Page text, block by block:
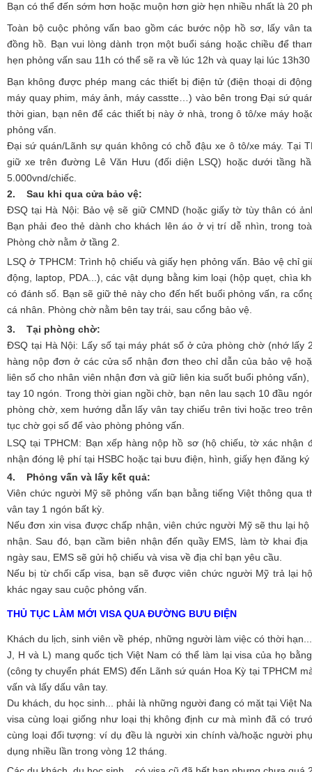
Bạn có thể đến sớm hơn hoặc muộn hơn giờ hẹn nhiều nhất là 20
Toàn bộ cuộc phỏng vấn bao gồm các bước nộp hồ sơ, lấy vân
đồng hồ. Bạn vui lòng dành trọn một buổi sáng hoặc chiều để
hẹn phỏng vấn sau 11h có thể sẽ ra về lúc 12h và quay lại lúc
Bạn không được phép mang các thiết bị điện tử (điện thoại di
máy quay phim, máy ảnh, máy casstte…) vào bên trong Đại sứ
thời gian, bạn nên để các thiết bị này ở nhà, trong ô tô/xe máy
phỏng vấn.
Đại sứ quán/Lãnh sự quán không có chỗ đậu xe ô tô/xe máy. Tại
giữ xe trên đường Lê Văn Hưu (đối diện LSQ) hoặc dưới tầng
5.000vnd/chiếc.
2. Sau khi qua cửa bảo vệ:
ĐSQ tại Hà Nội: Bảo vệ sẽ giữ CMND (hoặc giấy tờ tùy thân có
Bạn phải đeo thẻ dành cho khách lên áo ở vị trí dễ nhìn, trong
Phòng chờ nằm ở tầng 2.
LSQ ở TPHCM: Trình hộ chiếu và giấy hẹn phỏng vấn. Bảo vệ chỉ
động, laptop, PDA...), các vật dụng bằng kim loại (hộp quẹt, chìa
có đánh số. Bạn sẽ giữ thẻ này cho đến hết buổi phỏng vấn, ra
cá nhân. Phòng chờ nằm bên tay trái, sau cổng bảo vệ.
3. Tại phòng chờ:
ĐSQ tại Hà Nội: Lấy số tại máy phát số ở cửa phòng chờ (nhớ lấy
hàng nộp đơn ở các cửa sổ nhận đơn theo chỉ dẫn của bảo vệ
liên số cho nhân viên nhận đơn và giữ liên kia suốt buổi phỏng
tay 10 ngón. Trong thời gian ngồi chờ, bạn nên lau sạch 10 đầu
phòng chờ, xem hướng dẫn lấy vân tay chiếu trên tivi hoặc treo
tục chờ gọi số để vào phòng phỏng vấn.
LSQ tại TPHCM: Bạn xếp hàng nộp hồ sơ (hộ chiếu, tờ xác nhận
nhận đóng lệ phí tại HSBC hoặc tại bưu điện, hình, giấy hẹn đăng
4. Phỏng vấn và lấy kết quả:
Viên chức người Mỹ sẽ phỏng vấn bạn bằng tiếng Việt thông qua
vân tay 1 ngón bất kỳ.
Nếu đơn xin visa được chấp nhận, viên chức người Mỹ sẽ thu lại
nhận. Sau đó, bạn cầm biên nhận đến quầy EMS, làm tờ khai
ngày sau, EMS sẽ gửi hộ chiếu và visa về địa chỉ bạn yêu cầu.
Nếu bị từ chối cấp visa, bạn sẽ được viên chức người Mỹ trả lại
khác ngay sau cuộc phỏng vấn.
THỦ TỤC LÀM MỚI VISA QUA ĐƯỜNG BƯU ĐIỆN
Khách du lịch, sinh viên về phép, những người làm việc có thời
J, H và L) mang quốc tịch Việt Nam có thể làm lại visa của họ
(công ty chuyển phát EMS) đến Lãnh sứ quán Hoa Kỳ tại TPHCM
vấn và lấy dấu vân tay.
Du khách, du học sinh... phải là những người đang có mặt tại Việt
visa cùng loại giống như loại thị không định cư mà mình đã có
cùng loại đối tượng: ví dụ đều là người xin chính và/hoặc người
dụng nhiều lần trong vòng 12 tháng.